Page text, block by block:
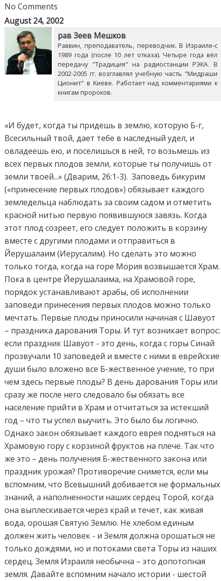
No Comments
August 24, 2002
рав Зеев Мешков
Раввин, преподаватель, переводчик. В Израиле-с
1989 года (после 10 лет отказа). Четыре года вёл
передачу "Традиция" на радиостанции РЭКА. В
2002-2005 гг. возглавлял учебную часть "Мидраши
Ционит" в Киеве. Работает над комментариями к
книгам пророков.
«И будет, когда ты придешь в землю, которую Б-г,
Всесильный твой, дает тебе в наследный удел, и
овладеешь ею, и поселишься в ней, то возьмешь из
всех первых плодов земли, которые ты получишь от
земли твоей...» (Дварим, 26:1-3). Заповедь бикурим
(«принесение первых плодов») обязывает каждого
земледельца наблюдать за своим садом и отметить
красной нитью первую появившуюся завязь. Когда
этот плод созреет, его следует положить в корзину
вместе с другими плодами и отправиться в
Йерушалаим (Иерусалим). Но сделать это можно
только тогда, когда на горе Мория возвышается Храм.
Пока в центре Йерушалаима, на Храмовой горе,
порядок устанавливают арабы, об исполнении
заповеди принесения первых плодов можно только
мечтать. Первые плоды приносили начиная с Шавуот
– праздника дарования Торы. И тут возникает вопрос:
если праздник Шавуот - это день, когда с горы Синай
прозвучали 10 заповедей и вместе с ними в еврейские
души было вложено все Б-жественное учение, то при
чем здесь первые плоды? В день дарования Торы или
сразу же после него следовало бы обязать все
население прийти в Храм и отчитаться за истекший
год – что ты успел выучить. Это было бы логично.
Однако закон обязывает каждого еврея подняться на
Храмовую гору с корзиной фруктов на плече. Так что
же это – день получения Б-жественного закона или
праздник урожая? Противоречие снимется, если мы
вспомним, что Всевышний добивается не формальных
знаний, а наполненности наших сердец Торой, когда
она выплескивается через край и течет, как живая
вода, орошая Святую Землю. Не хлебом единым
должен жить человек - и Земля должна орошаться не
только дождями, но и потоками света Торы из наших
сердец. Земля Израиля необычна – это допотопная
земля. Давайте вспомним начало истории - шестой